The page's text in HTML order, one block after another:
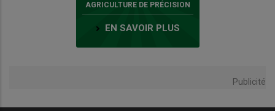
AGRICULTURE DE PRÉCISION
EN SAVOIR PLUS
Publicité